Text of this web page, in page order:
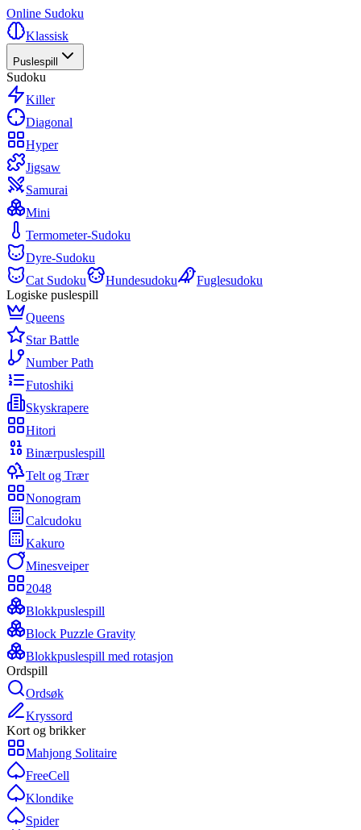
Online Sudoku
Klassisk
Puslespill
Sudoku
Killer
Diagonal
Hyper
Jigsaw
Samurai
Mini
Termometer-Sudoku
Dyre-Sudoku
Cat Sudoku
Hundesudoku
Fuglesudoku
Logiske puslespill
Queens
Star Battle
Number Path
Futoshiki
Skyskrapere
Hitori
Binærpuslespill
Telt og Trær
Nonogram
Calcudoku
Kakuro
Minesveiper
2048
Blokkpuslespill
Block Puzzle Gravity
Blokkpuslespill med rotasjon
Ordspill
Ordsøk
Kryssord
Kort og brikker
Mahjong Solitaire
FreeCell
Klondike
Spider